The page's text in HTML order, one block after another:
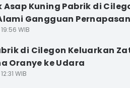
Asap Kuning Pabrik di
Gangguan Pernapasan
WIB
di Cilegon Keluarkan
Oranye ke Udara
WIB